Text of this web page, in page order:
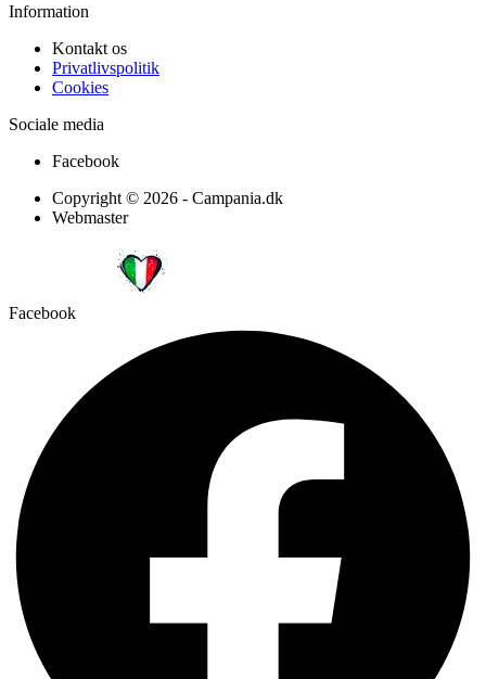
Information
Kontakt os
Privatlivspolitik
Cookies
Sociale media
Facebook
Copyright © 2026 - Campania.dk
Webmaster
Facebook